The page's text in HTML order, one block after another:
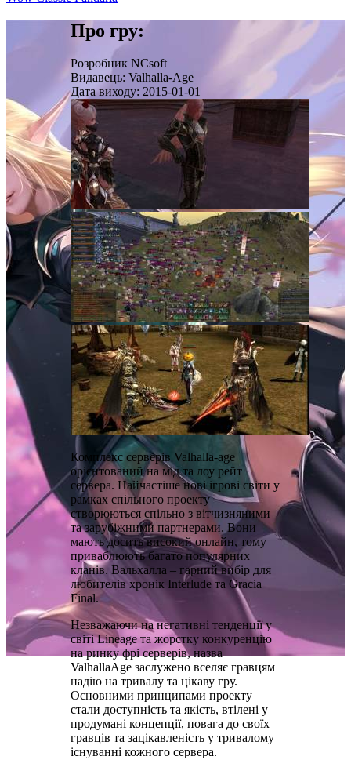
Про гру:
Розробник NCsoft
Видавець: Valhalla-Age
Дата виходу: 2015-01-01
Комплекс серверів Valhalla-age
орієнтований на мід та лоу рейт
сервера. Найчастіше нові ігрові світи у
рамках спільного проекту
створюються спільно з вітчизняними
та зарубіжними партнерами. Вони
мають досить високий онлайн, тому
приваблюють багато популярних
кланів. Вальхалла – гарний вибір для
любителів хронік Interludе та Gracia
Final.
Незважаючи на негативні тенденції у
світі Lineage та жорстку конкуренцію
на ринку фрі серверів, назва
ValhallaAge заслужено вселяє гравцям
надію на тривалу та цікаву гру.
Основними принципами проекту
стали доступність та якість, втілені у
продумані концепції, повага до своїх
гравців та зацікавленість у тривалому
існуванні кожного сервера.